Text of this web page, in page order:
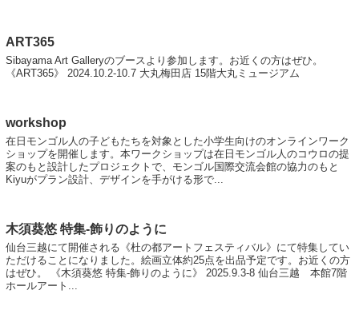
ART365
Sibayama Art Galleryのブースより参加します。お近くの方はぜひ。
《ART365》 2024.10.2-10.7 大丸梅田店 15階大丸ミュージアム
workshop
在日モンゴル人の子どもたちを対象とした小学生向けのオンラインワーク
ショップを開催します。本ワークショップは在日モンゴル人のコウロの提
案のもと設計したプロジェクトで、モンゴル国際交流会館の協力のもと
Kiyuがプラン設計、デザインを手がける形で...
木須葵悠 特集-飾りのように
仙台三越にて開催される《杜の都アートフェスティバル》にて特集してい
ただけることになりました。絵画立体約25点を出品予定です。お近くの方
はぜひ。 《木須葵悠 特集-飾りのように》 2025.9.3-8 仙台三越 本館7階
ホールアート...